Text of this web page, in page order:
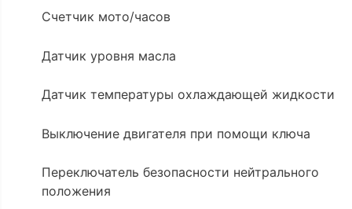
Счетчик мото/часов
Датчик уровня масла
Датчик температуры охлаждающей жидкости
Выключение двигателя при помощи ключа
Переключатель безопасности нейтрального
положения